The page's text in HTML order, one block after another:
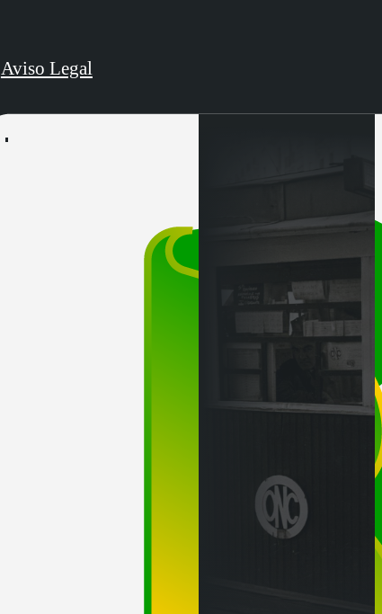
Aviso Legal